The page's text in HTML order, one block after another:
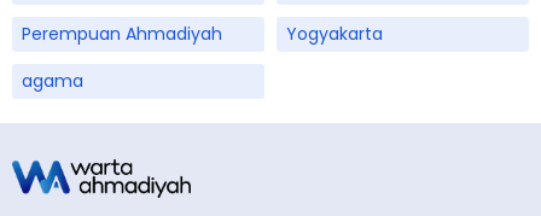
Perempuan Ahmadiyah
Yogyakarta
agama